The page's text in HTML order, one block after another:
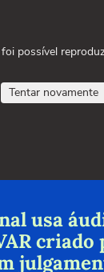
possível
Tentar novamente
usa